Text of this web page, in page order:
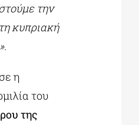
την
κυπριακή
η
του
της